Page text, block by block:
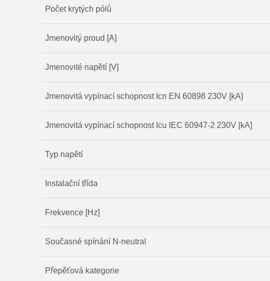
Počet krytých pólů
Jmenovitý proud [A]
Jmenovité napětí [V]
Jmenovitá vypínací schopnost Icn EN 60898 230V [kA]
Jmenovitá vypínací schopnost Icu IEC 60947-2 230V [kA]
Typ napětí
Instalační třída
Frekvence [Hz]
Současné spínání N-neutral
Přepěťová kategorie